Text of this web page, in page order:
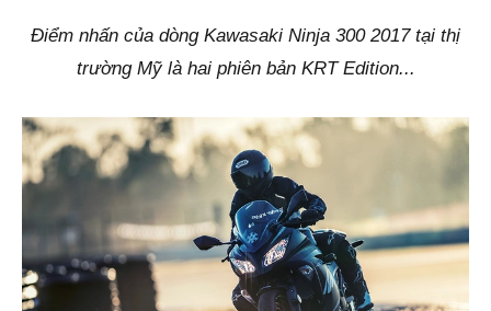
Điểm nhấn của dòng Kawasaki Ninja 300 2017 tại thị
trường Mỹ là hai phiên bản KRT Edition...